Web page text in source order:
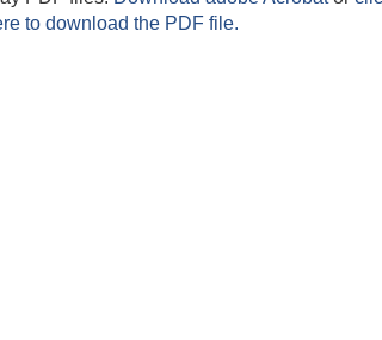
to download the PDF file.